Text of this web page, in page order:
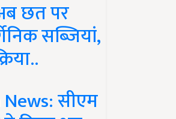
छत पर
सब्जियां,
सीएम